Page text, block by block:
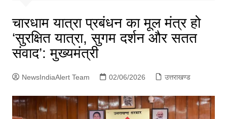
चारधाम यात्रा प्रबंधन का मूल मंत्र हो
‘सुरक्षित यात्रा, सुगम दर्शन और सतत
संवाद’: मुख्यमंत्री
NewsIndiaAlert Team 02/06/2026 उत्तराखण्ड